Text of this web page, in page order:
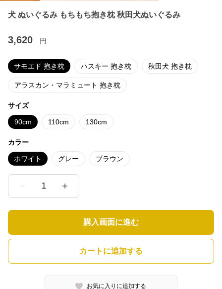
犬 ぬいぐるみ もちもち抱き枕 秋田犬ぬいぐるみ
3,620 円
サモエド 抱き枕 ハスキー 抱き枕 秋田犬 抱き枕
アラスカン・マラミュート 抱き枕
サイズ
90cm 110cm 130cm
カラー
ホワイト グレー ブラウン
1
購入画面に進む
カートに追加する
お気に入りに追加する